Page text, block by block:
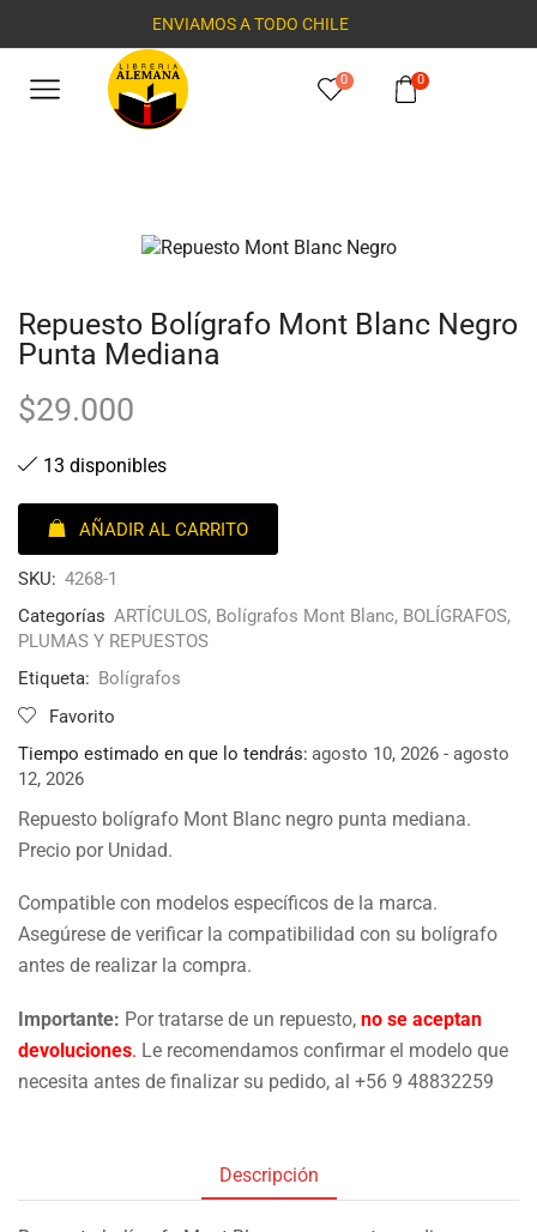
ENVIAMOS A TODO CHILE
0 0
Repuesto Bolígrafo Mont Blanc Negro
Punta Mediana
$29.000
13 disponibles
AÑADIR AL CARRITO
SKU: 4268-1
Categorías ARTÍCULOS, Bolígrafos Mont Blanc, BOLÍGRAFOS,
PLUMAS Y REPUESTOS
Etiqueta: Bolígrafos
Favorito
Tiempo estimado en que lo tendrás: agosto 10, 2026 - agosto
12, 2026
Repuesto bolígrafo Mont Blanc negro punta mediana.
Precio por Unidad.
Compatible con modelos específicos de la marca.
Asegúrese de verificar la compatibilidad con su bolígrafo
antes de realizar la compra.
Importante: Por tratarse de un repuesto, no se aceptan
devoluciones. Le recomendamos confirmar el modelo que
necesita antes de finalizar su pedido, al +56 9 48832259
Descripción